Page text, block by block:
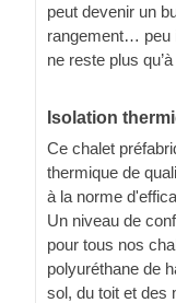
peut devenir un
rangement… peu
ne reste plus
Isolation
Ce chalet
thermique de
à la norme
Un niveau de
pour tous nos
polyuréthane de
sol, du toit et des